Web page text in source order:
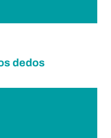
dedos